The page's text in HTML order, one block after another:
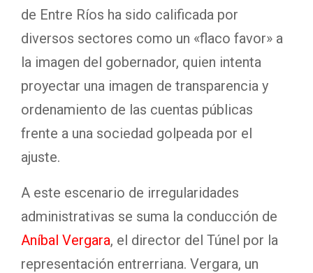
de Entre Ríos ha sido calificada por
diversos sectores como un «flaco favor» a
la imagen del gobernador, quien intenta
proyectar una imagen de transparencia y
ordenamiento de las cuentas públicas
frente a una sociedad golpeada por el
ajuste.
A este escenario de irregularidades
administrativas se suma la conducción de
Aníbal Vergara, el director del Túnel por la
representación entrerriana. Vergara, un